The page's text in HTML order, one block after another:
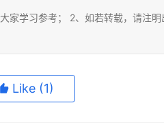
家学习参考； 2、如若转载，请注明
Like (1)